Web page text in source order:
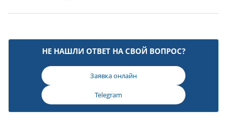
НЕ НАШЛИ ОТВЕТ НА СВОЙ ВОПРОС?
Заявка онлайн
Telegram